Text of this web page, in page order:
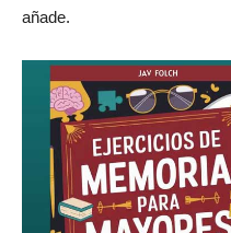
añade.